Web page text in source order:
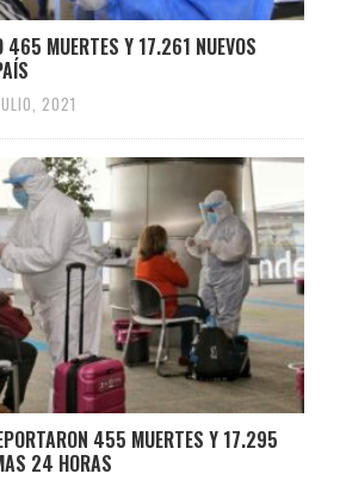
465 MUERTES Y 17.261 NUEVOS
2021
455 MUERTES Y 17.295
24 HORAS